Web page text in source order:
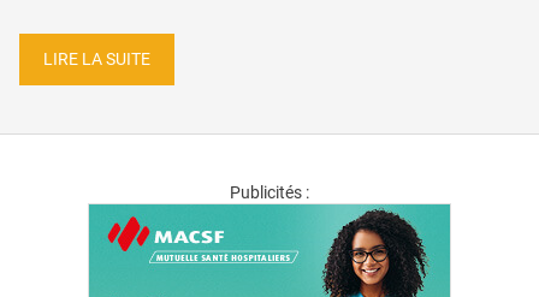
LIRE LA SUITE
Publicités :